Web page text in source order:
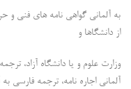
به آلمانی گواهی نامه های فنی و
از دانشگاها و
وزارت علوم و یا دانشگاه آزاد،
آلمانی اجاره نامه، ترجمه فارسی